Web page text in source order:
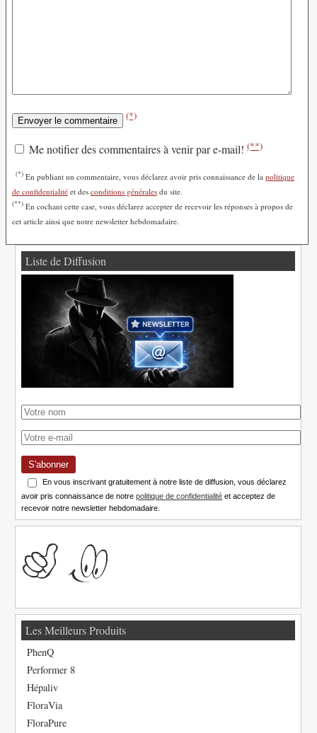
(*)
Me notifier des commentaires à venir par e-mail! (**)
(*) En publiant un commentaire, vous déclarez avoir pris connaissance de la politique
de confidentialité et des conditions générales du site.
(**) En cochant cette case, vous déclarez accepter de recevoir les réponses à propos de
cet article ainsi que notre newsletter hebdomadaire.
Liste de Diffusion
S'abonner
En vous inscrivant gratuitement à notre liste de diffusion, vous déclarez
avoir pris connaissance de notrepolitique de confidentialité et acceptez de
recevoir notre newsletter hebdomadaire.
Les Meilleurs Produits
PhenQ
Performer 8
Hépaliv
FloraVia
FloraPure